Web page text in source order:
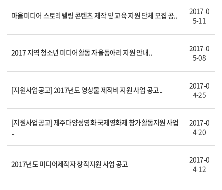
마을미디어 스토리텔링 콘텐츠 제작 및 교육 지원 단체 모집 공..
2017-0
5-11
2017 지역 청소년 미디어활동 자율동아리 지원 안내..
2017-0
5-08
[지원사업공고] 2017년도 영상물 제작비 지원 사업 공고..
2017-0
4-25
[지원사업공고] 제주다양성영화 국제영화제 참가활동지원 사업
..
2017-0
4-20
2017년도 미디어제작자 창작지원 사업 공고
2017-0
4-12